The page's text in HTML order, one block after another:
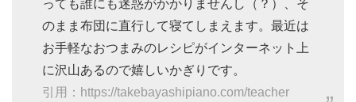
っても誰にも迷惑がかかりませんし（？）、そ
のまま布団に直行して寝てしまえます。最近は
お手軽なおつまみのレシピがインターネット上
に沢山あるので嬉しいかぎりです。
引用：https://takebayashipiano.com/teacher